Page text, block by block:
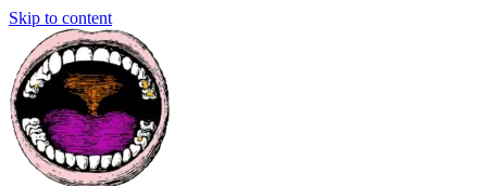
Skip to content